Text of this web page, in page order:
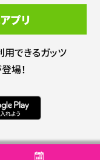
プリ
用できるガッツ
場！